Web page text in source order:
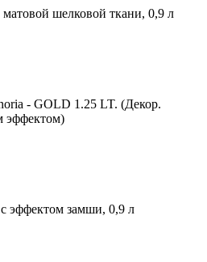
шелковой ткани, 0,9 л
- GOLD 1.25 LT. (Декор.
эффектом)
с эффектом замши, 0,9 л